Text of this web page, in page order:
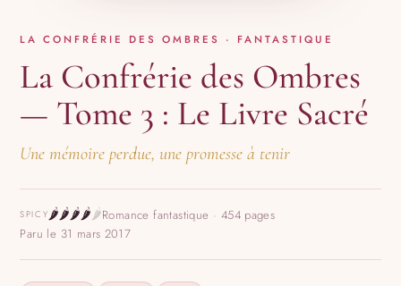
LA CONFRÉRIE DES OMBRES · FANTASTIQUE
La Confrérie des Ombres
— Tome 3 : Le Livre Sacré
Une mémoire perdue, une promesse à tenir
SPICY🌶️🌶️🌶️🌶️🌶️Romance fantastique · 454 pages
Paru le 31 mars 2017